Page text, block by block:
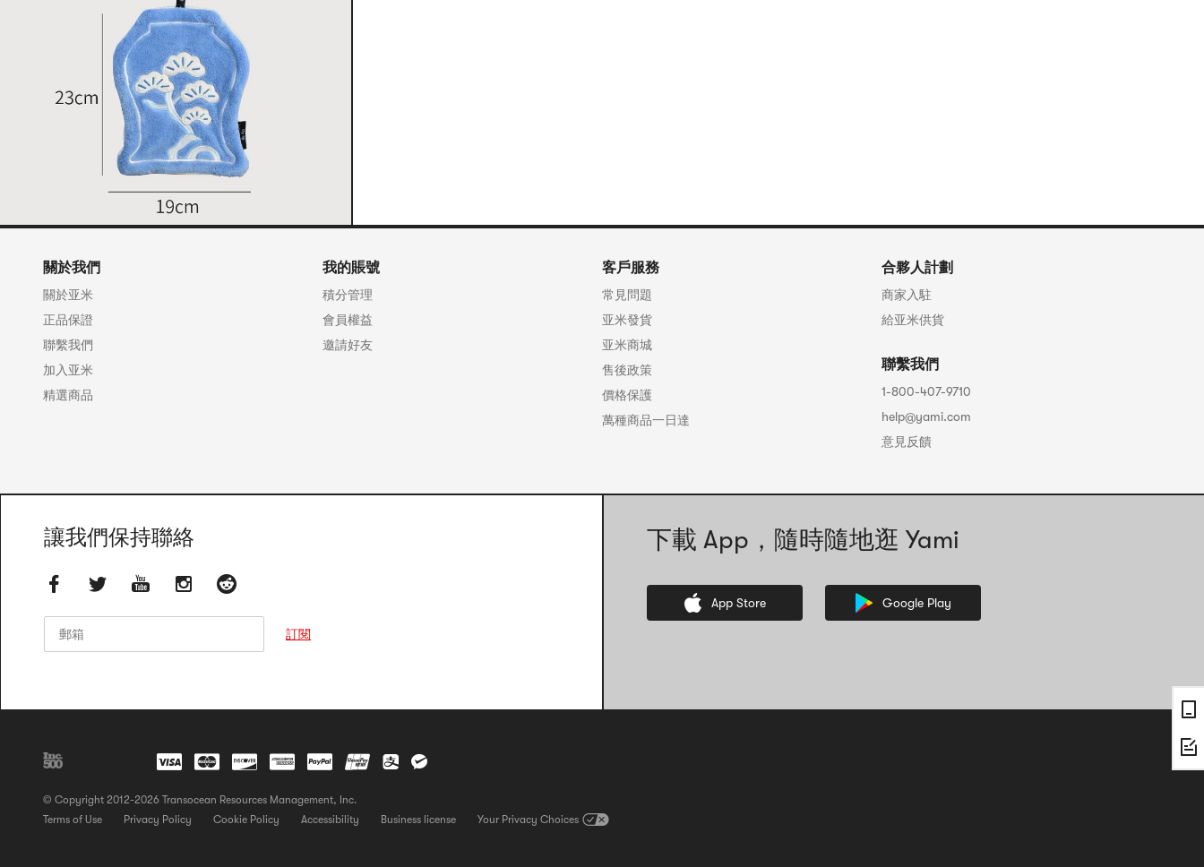
關於我們
關於亚米
正品保證
聯繫我們
加入亚米
精選商品
我的賬號
積分管理
會員權益
邀請好友
客戶服務
常見問題
亚米發貨
亚米商城
售後政策
價格保護
萬種商品一日達
合夥人計劃
商家入駐
給亚米供貨
聯繫我們
1-800-407-9710
help@yami.com
意見反饋
讓我們保持聯絡
訂閱
下載 App，隨時隨地逛 Yami
App Store Google Play
© Copyright 2012-2026 Transocean Resources Management, Inc.
Terms of Use
Privacy Policy Cookie Policy Accessibility Business license 查看營業執照。請注意，此連結將直接開啟一張營業執照的圖片檔案，其中的文字資訊可能需要人工協助解讀。
Your Privacy Choices